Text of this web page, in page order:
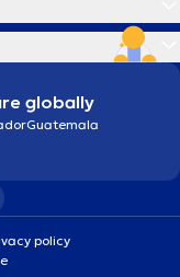
globally
Guatemala
policy